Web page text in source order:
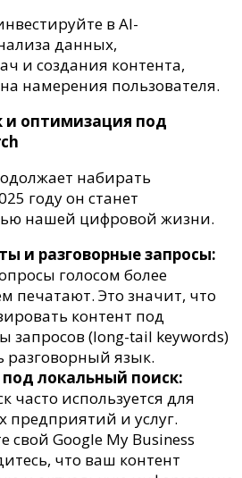
в AI-
данных,
и создания контента,
намерения пользователя.
и оптимизация под
набирать
году он станет
нашей цифровой жизни.
и разговорные запросы:
голосом более
печатают. Это значит, что
контент под
запросов (long-tail keywords)
разговорный язык.
локальный поиск:
часто используется для
предприятий и услуг.
Google My Business
что ваш контент